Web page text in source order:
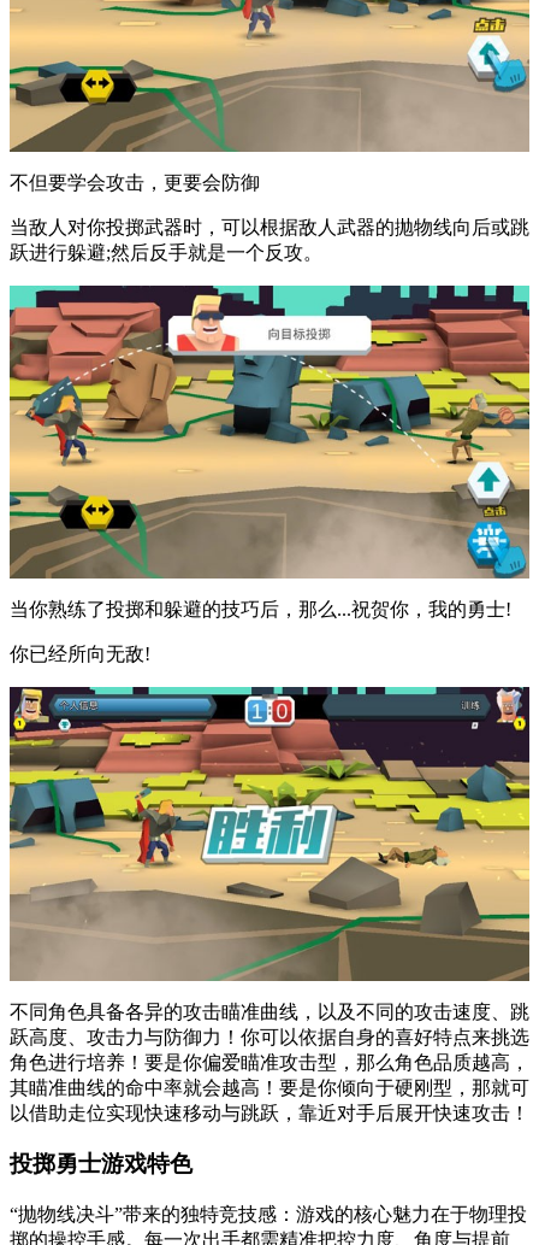
不但要学会攻击，更要会防御
当敌人对你投掷武器时，可以根据敌人武器的抛物线向后或跳
跃进行躲避;然后反手就是一个反攻。
当你熟练了投掷和躲避的技巧后，那么... 祝贺你，我的勇士!
你已经所向无敌!
不同角色具备各异的攻击瞄准曲线，以及不同的攻击速度、跳
跃高度、攻击力与防御力！你可以依据自身的喜好特点来挑选
角色进行培养！要是你偏爱瞄准攻击型，那么角色品质越高，
其瞄准曲线的命中率就会越高！要是你倾向于硬刚型，那就可
以借助走位实现快速移动与跳跃，靠近对手后展开快速攻击！
投掷勇士游戏特色
“抛物线决斗”带来的独特竞技感：游戏的核心魅力在于物理投
掷的操控手感。每一次出手都需精准把控力度、角度与提前